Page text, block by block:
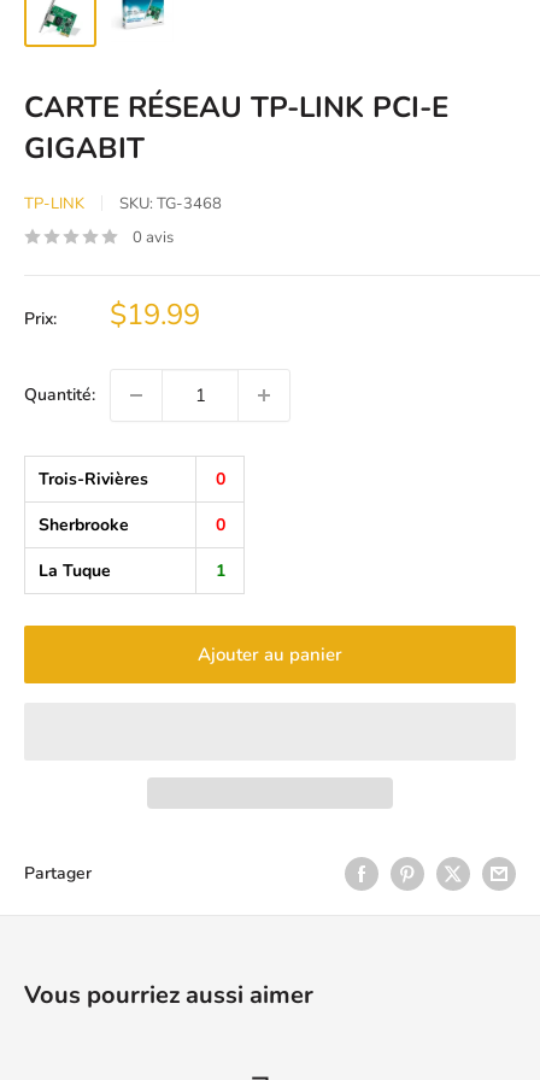
CARTE RÉSEAU TP-LINK PCI-E
GIGABIT
TP-LINK SKU: TG-3468
0 avis
Prix: Prix
$19.99
Quantité:
Trois-Rivières
0
Sherbrooke
0
La Tuque
1
Ajouter au panier
Partager
Vous pourriez aussi aimer